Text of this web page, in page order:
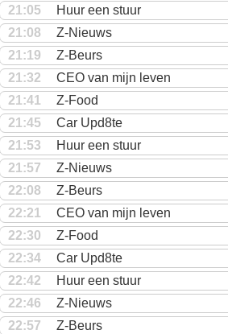
21:05
Huur een stuur
21:08
Z-Nieuws
21:19
Z-Beurs
21:32
CEO van mijn leven
21:41
Z-Food
21:45
Car Upd8te
21:53
Huur een stuur
21:57
Z-Nieuws
22:08
Z-Beurs
22:21
CEO van mijn leven
22:30
Z-Food
22:34
Car Upd8te
22:42
Huur een stuur
22:46
Z-Nieuws
22:57
Z-Beurs